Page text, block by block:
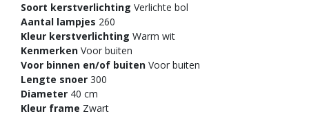
Soort kerstverlichting Verlichte bol
Aantal lampjes 260
Kleur kerstverlichting Warm wit
Kenmerken Voor buiten
Voor binnen en/of buiten Voor buiten
Lengte snoer 300
Diameter 40 cm
Kleur frame Zwart